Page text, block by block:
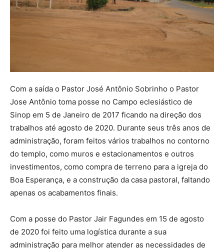
Com a saída o Pastor José Antônio Sobrinho o Pastor
Jose Antônio toma posse no Campo eclesiástico de
Sinop em 5 de Janeiro de 2017 ficando na direção dos
trabalhos até agosto de 2020. Durante seus três anos de
administração, foram feitos vários trabalhos no contorno
do templo, como muros e estacionamentos e outros
investimentos, como compra de terreno para a igreja do
Boa Esperança, e a construção da casa pastoral, faltando
apenas os acabamentos finais.
Com a posse do Pastor Jair Fagundes em 15 de agosto
de 2020 foi feito uma logística durante a sua
administração para melhor atender as necessidades de